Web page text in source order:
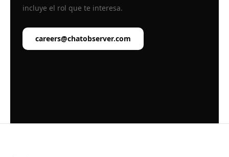
incluye el rol que te interesa.
careers@chatobserver.com